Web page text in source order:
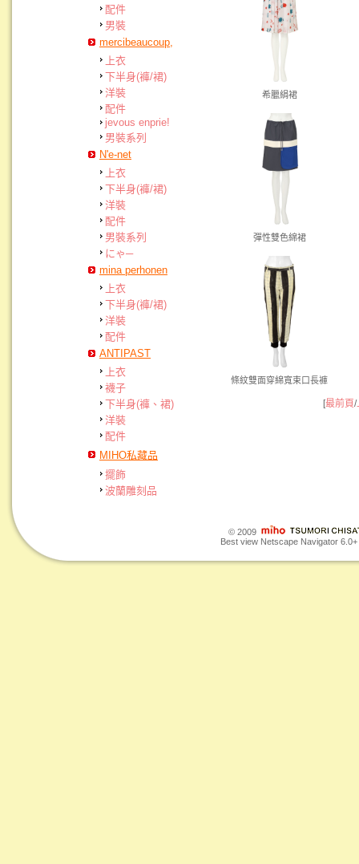
配件
男裝
mercibeaucoup,
上衣
下半身(褲/裙)
洋裝
配件
jevous enprie!
男裝系列
N'e-net
上衣
下半身(褲/裙)
洋裝
配件
男裝系列
にゃ─
mina perhonen
上衣
下半身(褲/裙)
洋裝
配件
ANTIPAST
上衣
襪子
下半身(褲、裙)
洋裝
配件
MIHO私藏品
擺飾
波蘭雕刻品
希臘絹裙
彈性雙色綿裙
條紋雙面穿綿寬束口長褲
[最前頁/
© 2009
Best view Netscape Navigator